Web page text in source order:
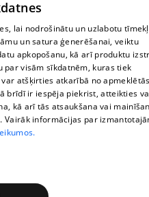
lai nodrošinātu un uzlabotu
un satura ģenerēšanai, veiktu
apkopošanu, kā arī produktu
par visām sīkdatnēm, kuras tiek
atšķirties atkarībā no
brīdī ir iespēja piekrist, atteikties
kā arī tās atsaukšana vai
Vairāk informācijas par